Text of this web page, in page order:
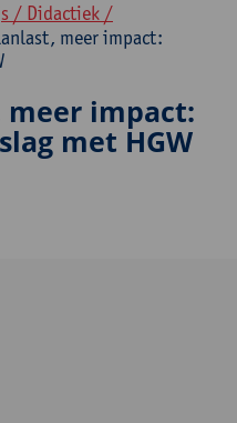
/ Didactiek /
meer impact:
impact:
met HGW